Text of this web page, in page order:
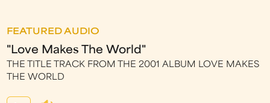
FEATURED AUDIO
"Love Makes The World"
THE TITLE TRACK FROM THE 2001 ALBUM LOVE MAKES
THE WORLD